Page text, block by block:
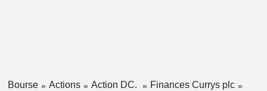
Bourse Actions Action DC.
Finances Currys plc